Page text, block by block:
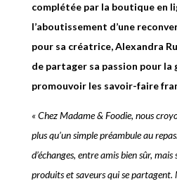
complétée par la boutique en
l’aboutissement d’une
pour sa créatrice, Alexandra
de partager sa passion pour
promouvoir les savoir-faire
« Chez Madame & Foodie, nous
plus qu’un simple préambule au
d’échanges, entre amis bien sûr,
produits et saveurs qui se partagent.